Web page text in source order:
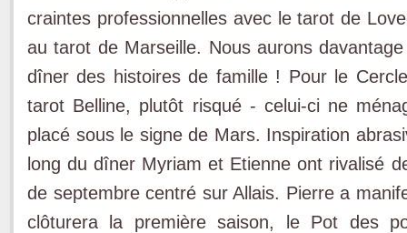
craintes professionnelles avec le tarot de
au tarot de Marseille. Nous aurons
dîner des histoires de famille ! Pour le
tarot Belline, plutôt risqué - celui-ci ne
placé sous le signe de Mars. Inspiration
long du dîner Myriam et Etienne ont rivalisé
de septembre centré sur Allais. Pierre a
clôturera la première saison, le Pot des